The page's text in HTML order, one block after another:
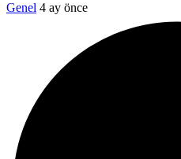
Genel 4 ay önce